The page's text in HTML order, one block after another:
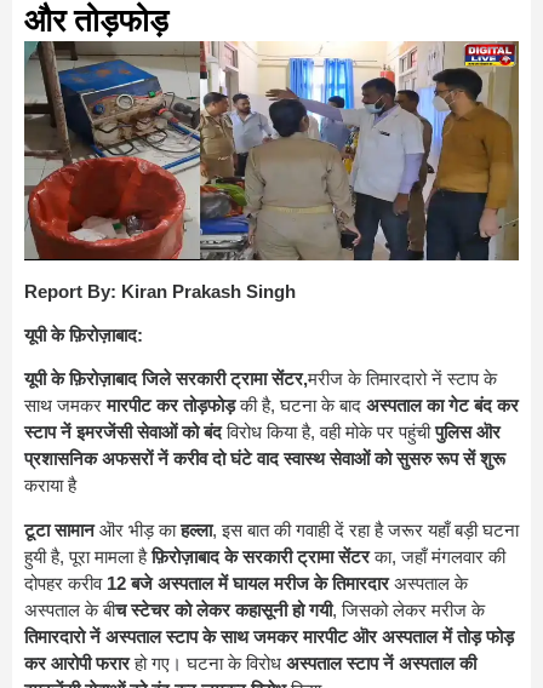
और तोड़फोड़
Report By: Kiran Prakash Singh
यूपी के फ़िरोज़ाबाद:
यूपी के फ़िरोज़ाबाद जिले सरकारी ट्रामा सेंटर,मरीज के तिमारदारो नें स्टाप के
साथ जमकरमारपीट कर तोड़फोड़की है, घटना के बाद अस्पताल का गेट बंद कर
स्टाप नें इमरजेंसी सेवाओं को बंदविरोध किया है, वही मोके पर पहुंचीपुलिस ऒर
प्रशासनिक अफसरों नें करीव दो घंटे वाद स्वास्थ सेवाओं को सुसरु रूप सें शुरू
कराया है
टूटा सामानऒर भीड़ काहल्ला, इस बात की गवाही दें रहा है जरूर यहाँ बड़ी घटना
हुयी है, पूरा मामला हैफ़िरोज़ाबाद के सरकारी ट्रामा सेंटरका, जहाँ मंगलवार की
दोपहर करीव 12 बजे अस्पताल में घायल मरीज के तिमारदारअस्पताल के
अस्पताल के बीच स्टेचर को लेकर कहासूनी हो गयी, जिसको लेकर मरीज के
तिमारदारो नें अस्पताल स्टाप के साथ जमकर मारपीट ऒर अस्पताल में तोड़ फोड़
कर आरोपी फरारहो गए। घटना के विरोध अस्पताल स्टाप नें अस्पताल की